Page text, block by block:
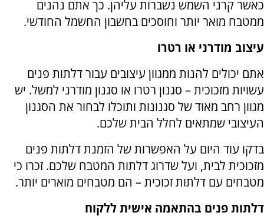
כאשר קרני השמש נשברות עליהן. כך אתם נהנים
ממטבח מואר יותר וחוסכים בחשבון החשמל החודשי.
עיצוב מודרני או רטרו
אתם יכולים להנות ממגוון עיצובים עבור דלתות פנים
עשויות מזכוכית – סגנון רטרו או סגנון מודרני למשל. יש
מגוון רחב מאוד של סגנונות ותוכלו לבחור את הסגנון
העיצובי שמתאים לחלל הבית שלכם.
בדקו עוד היום על האפשרות של הזמנת דלתות פנים
מזכוכית לבית, ועל שדרוג דלתות המטבח שלכם. זכרו כי
מטבחים עם דלתות זכוכית – הם מטבחים מוארים יותר.
דלתות פנים בהתאמה אישית ללקוח